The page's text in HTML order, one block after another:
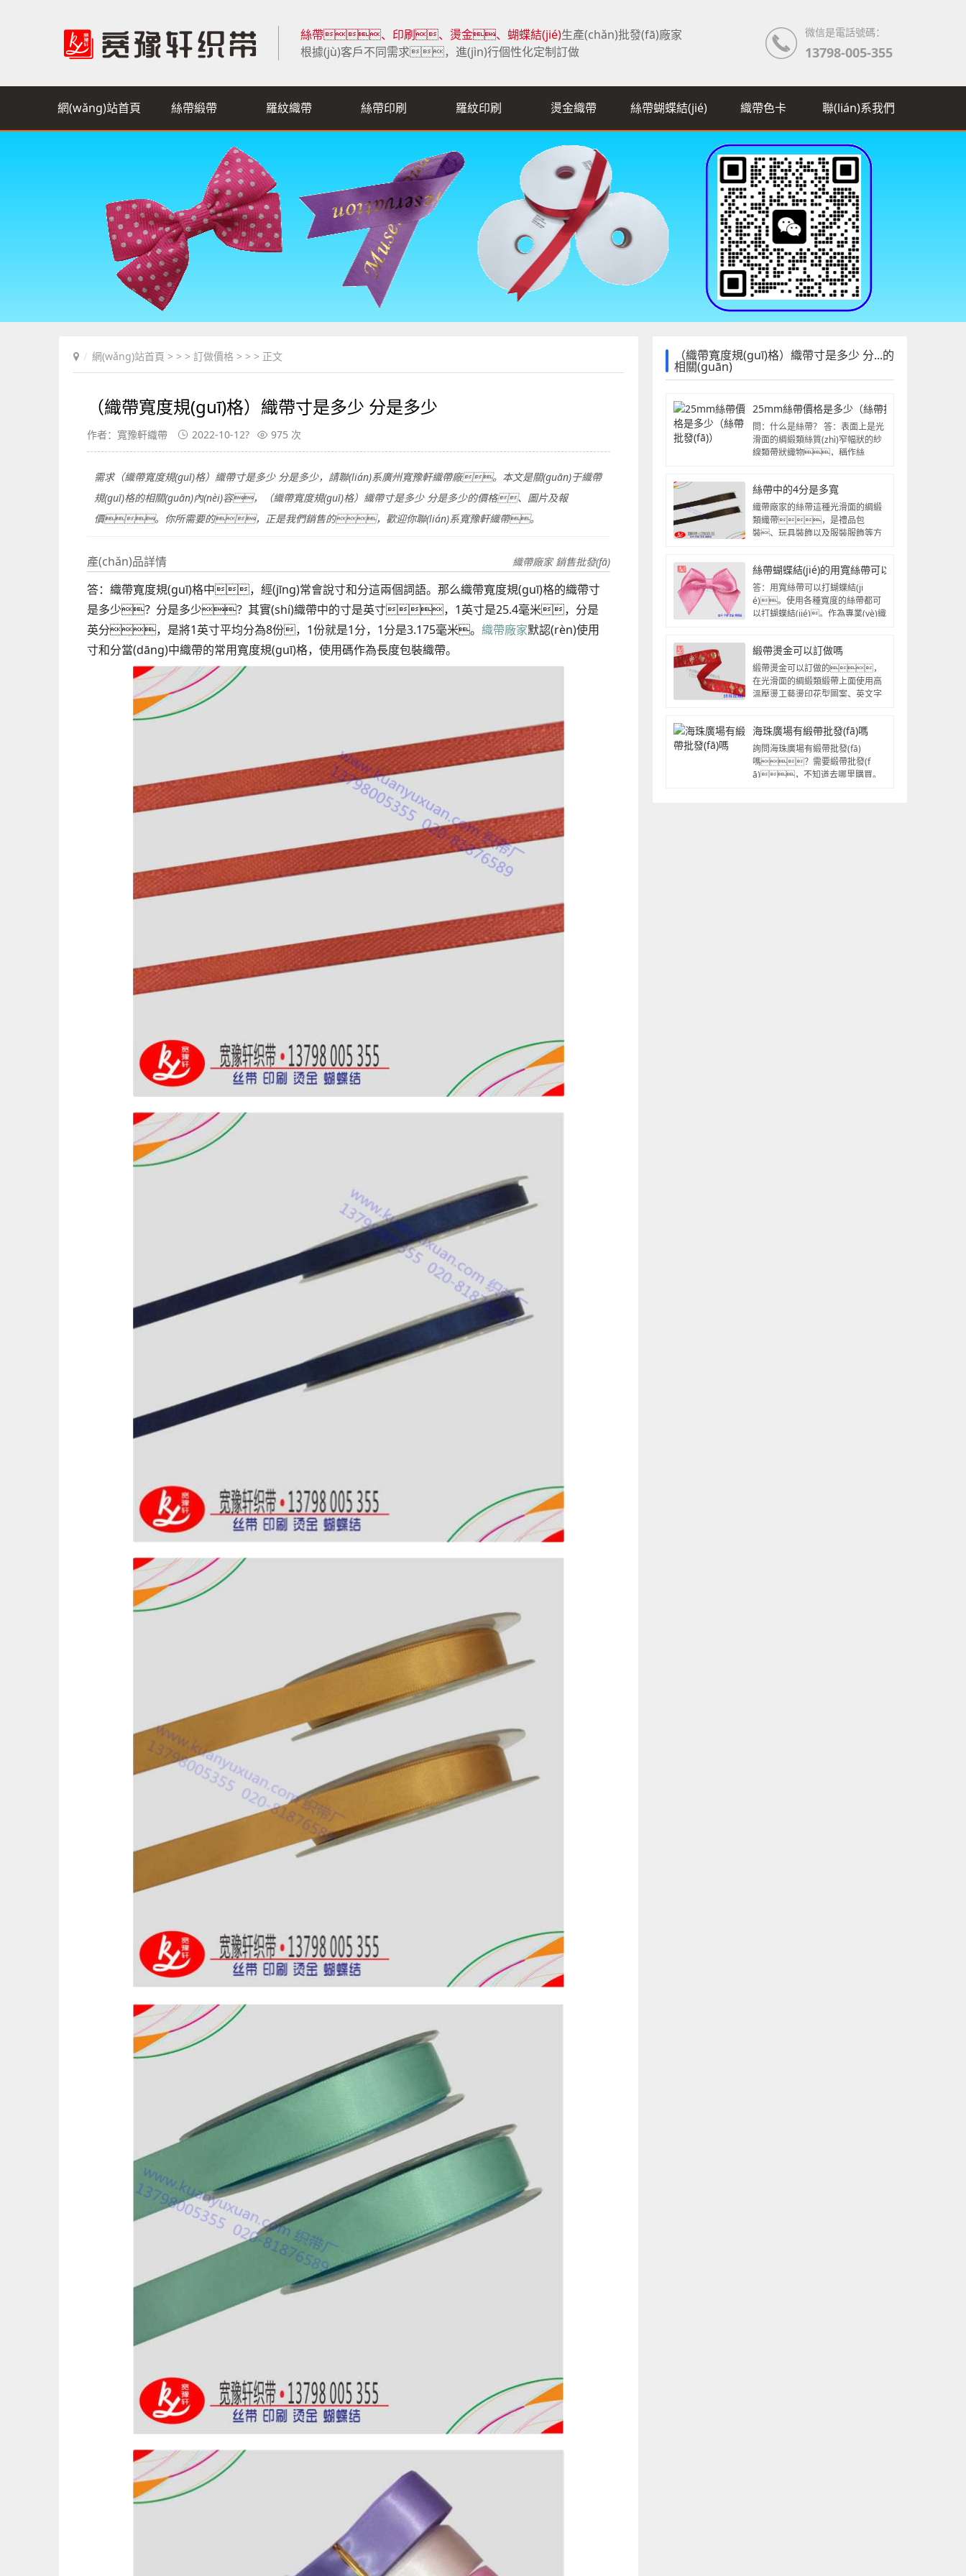
微信是電話號碼：
13798-005-355
絲帶、印刷、燙金、蝴蝶結(jié)生產(chǎn)批發(fā)廠家
根據(jù)客戶不同需求，進(jìn)行個性化定制訂做
網(wǎng)站首頁 絲帶緞帶 羅紋織帶 絲帶印刷 羅紋印刷 燙金織帶 絲帶蝴蝶結(jié) 織帶色卡 聯(lián)系我們
網(wǎng)站首頁 > > > 訂做價格 > > > 正文
（織帶寬度規(guī)格）織帶寸是多少 分是多少
作者：寬豫軒織帶 2022-10-12? 975 次
需求（織帶寬度規(guī)格）織帶寸是多少 分是多少，請聯(lián)系廣州寬豫軒織帶廠。本文是關(guān)于織帶
規(guī)格的相關(guān)內(nèi)容，（織帶寬度規(guī)格）織帶寸是多少 分是多少的價格、圖片及報
價。你所需要的，正是我們銷售的，歡迎你聯(lián)系寬豫軒織帶。
產(chǎn)品詳情 織帶廠家 銷售批發(fā)
答：織帶寬度規(guī)格中，經(jīng)常會說寸和分這兩個詞語。那么織帶寬度規(guī)格的織帶寸
是多少？分是多少？其實(shí)織帶中的寸是英寸，1英寸是25.4毫米，分是
英分，是將1英寸平均分為8份，1份就是1分，1分是3.175毫米。織帶廠家默認(rèn)使用
寸和分當(dāng)中織帶的常用寬度規(guī)格，使用碼作為長度包裝織帶。
（織帶寬度規(guī)格）織帶寸是多少 分...的
相關(guān)
25mm絲帶價格是多少（絲帶批發(fā)）
問：什么是絲帶？ 答：表面上是光
滑面的綢緞類絲質(zhì)窄幅狀的紗
線類帶狀織物，稱作絲
絲帶中的4分是多寬
織帶廠家的絲帶這種光滑面的綢緞
類織帶，是禮品包
裝、玩具裝飾以及服裝服飾等方
絲帶蝴蝶結(jié)的用寬絲帶可以打蝴蝶結(jié)嗎
答：用寬絲帶可以打蝴蝶結(ji
é)。使用各種寬度的絲帶都可
以打蝴蝶結(jié)。作為專業(yè)織
緞帶燙金可以訂做嗎
緞帶燙金可以訂做的，
在光滑面的綢緞類緞帶上面使用高
溫壓燙工藝燙印花型圖案、英文字
海珠廣場有緞帶批發(fā)嗎
詢問海珠廣場有緞帶批發(fā)
嗎？需要緞帶批發(f
ā)，不知道去哪里購買。